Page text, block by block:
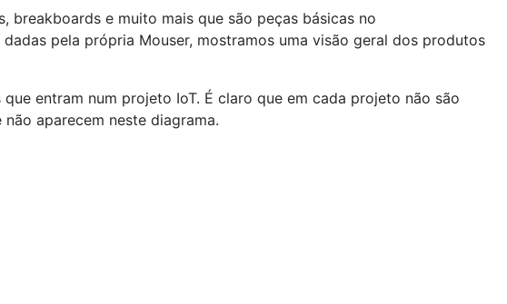
breakboards e muito mais que são peças básicas no
pela própria Mouser, mostramos uma visão geral dos produtos
entram num projeto IoT. É claro que em cada projeto não são
aparecem neste diagrama.